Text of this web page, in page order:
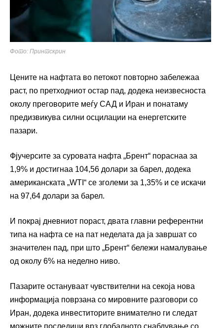
Фото: Принтскрин
Цените на нафтата во петокот повторно забележаа
раст, по претходниот остар пад, додека неизвесноста
околу преговорите меѓу САД и Иран и понатаму
предизвикува силни осцилации на енергетските
пазари.
Фјучерсите за суровата нафта „Брент“ пораснаа за
1,9% и достигнаа 104,56 долари за барел, додека
американската „WTI“ се зголеми за 1,35% и се искачи
на 97,64 долари за барел.
И покрај дневниот пораст, двата главни референтни
типа на нафта се на пат неделата да ја завршат со
значителен пад, при што „Брент“ бележи намалување
од околу 6% на неделно ниво.
Пазарите остануваат чувствителни на секоја нова
информација поврзана со мировните разговори со
Иран, додека инвеститорите внимателно ги следат
можните последици врз глобалното снабдување со